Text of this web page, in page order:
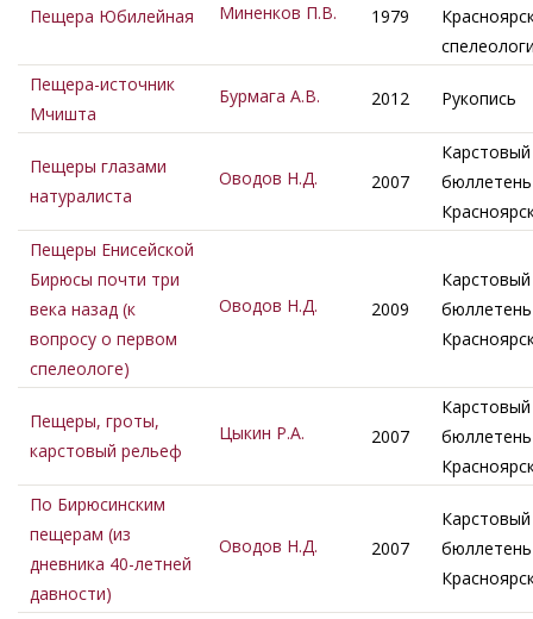
Пещера Юбилейная Миненков П.В. 1979
Пещера-источник
Мчишта
Бурмага А.В. 2012 Рукопись
Пещеры глазами
натуралиста
Оводов Н.Д. 2007
Карстовый
Пещеры Енисейской
Бирюсы почти три
века назад (к
вопросу о первом
спелеологе)
Оводов Н.Д. 2009
Карстовый
Пещеры, гроты,
карстовый рельеф
Цыкин Р.А. 2007
Карстовый
По Бирюсинским
пещерам (из
дневника 40-летней
давности)
Оводов Н.Д. 2007
Карстовый